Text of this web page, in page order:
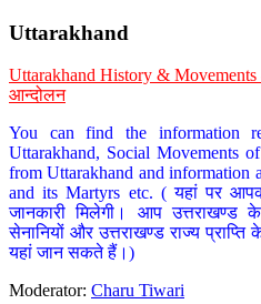
Uttarakhand
Uttarakhand History & Movements
आन्दोलन
You can find the information
Uttarakhand, Social Movements
from Uttarakhand and information
and its Martyrs etc. ( यहां पर
जानकारी मिलेगी। आप उत्तराखण्ड
सेनानियों और उत्तराखण्ड राज्य
यहां जान सकते हैं।)
Moderator: Charu Tiwari